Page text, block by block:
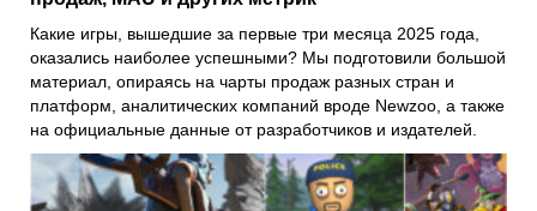
Какие игры, вышедшие за первые три месяца 2025 года,
оказались наиболее успешными? Мы подготовили большой
материал, опираясь на чарты продаж разных стран и
платформ, аналитических компаний вроде Newzoo, а также
на официальные данные от разработчиков и издателей.